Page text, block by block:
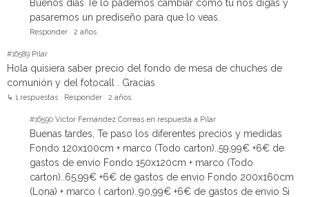
Buenos dias Te lo pademos cambiar como tu nos digas y
pasaremos un prediseño para que lo veas.
Responder · 2 años
#16589 Pilar
Hola quisiera saber precio del fondo de mesa de chuches de
comunión y del fotocall . Gracias
↳ 1 respuestas · Responder · 2 años
#16590 Victor Fernández Correas en respuesta a Pilar
Buenas tardes, Te paso los diferentes precios y medidas
Fondo 120x100cm + marco (Todo carton)..59,99€ +6€ de
gastos de envio Fondo 150x120cm + marco (Todo
carton)..65,99€ +6€ de gastos de envio Fondo 200x160cm
(Lona) + marco ( carton)..90,99€ +6€ de gastos de envio Si